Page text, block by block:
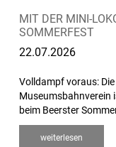
MIT DER MINI-
SOMMERFEST
22.07.2026
Volldampf voraus:
Museumsbahnverein
beim Beerster
weiterlesen